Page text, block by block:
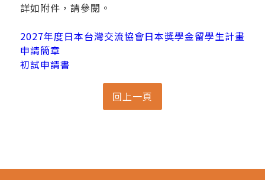
詳如附件，請參閱。
2027年度日本台灣交流協會日本獎學金留學生計畫
申請簡章
初試申請書